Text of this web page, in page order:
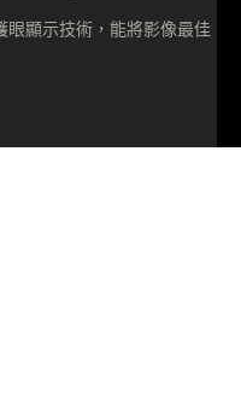
顯示技術，能將影像最佳